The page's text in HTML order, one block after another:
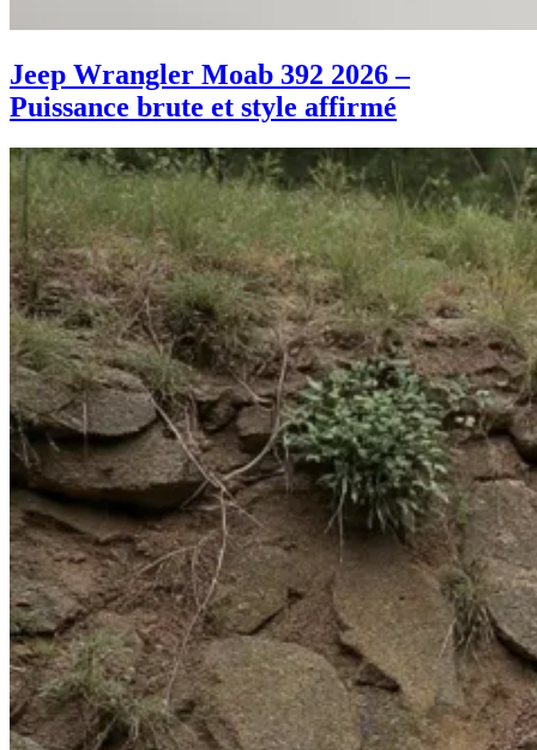
Jeep Wrangler Moab 392 2026 –
Puissance brute et style affirmé